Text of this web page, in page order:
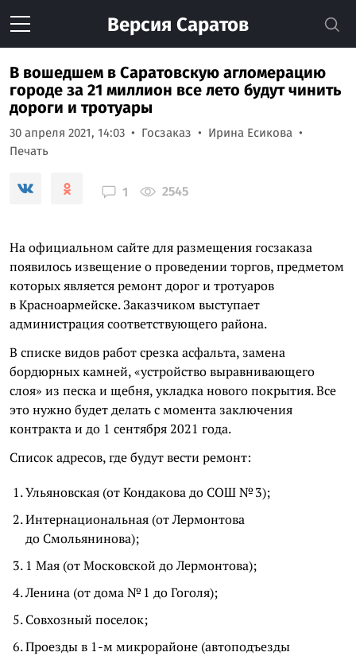
Версия Саратов
В вошедшем в Саратовскую агломерацию
городе за 21 миллион все лето будут чинить
дороги и тротуары
30 апреля 2021, 14:03 Госзаказ
Ирина Есикова
Печать
1 2545
На официальном сайте для размещения госзаказа
появилось извещение о проведении торгов, предметом
которых является ремонт дорог и тротуаров
в Красноармейске. Заказчиком выступает
администрация соответствующего района.
В списке видов работ срезка асфальта, замена
бордюрных камней, «устройство выравнивающего
слоя» из песка и щебня, укладка нового покрытия. Все
это нужно будет делать с момента заключения
контракта и до 1 сентября 2021 года.
Список адресов, где будут вести ремонт:
Ульяновская (от Кондакова до СОШ № 3);
Интернациональная (от Лермонтова
до Смольянинова);
1 Мая (от Московской до Лермонтова);
Ленина (от дома № 1 до Гоголя);
Совхозный поселок;
Проезды в 1-м микрорайоне (автоподъезды